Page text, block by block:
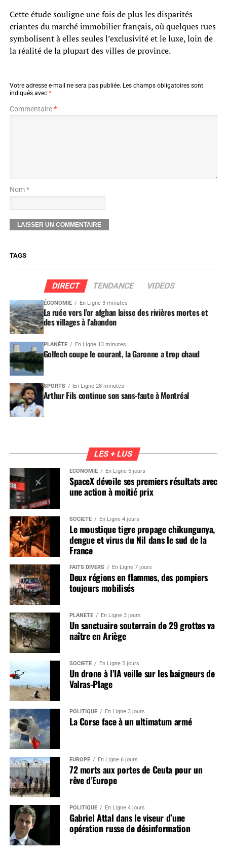
Cette étude souligne une fois de plus les disparités
criantes du marché immobilier français, où quelques rues
symbolisent à elles seules l’exclusivité et le luxe, loin de
la réalité de la plupart des villes de province.
Votre adresse e-mail ne sera pas publiée. Les champs obligatoires sont
indiqués avec *
Commentaire*
Nom *
TAGS
DIRECT TENDANCE VIDEOS
ÉCONOMIE En Ligne 3 minutes
La ruée vers l’or afghan laisse des rivières mortes et
des villages à l’abandon
PLANÈTE En Ligne 13 minutes
Golfech coupe le courant, la Garonne a trop chaud
SPORTS En Ligne 28 minutes
Arthur Fils continue son sans-faute à Montréal
LES + LUS
ÉCONOMIE En Ligne 5 jours
SpaceX dévoile ses premiers résultats avec
une action à moitié prix
SOCIÉTÉ En Ligne 4 jours
Le moustique tigre propage chikungunya,
dengue et virus du Nil dans le sud de la
France
FAITS DIVERS En Ligne 7 jours
Deux régions en flammes, des pompiers
toujours mobilisés
PLANÈTE En Ligne 3 jours
Un sanctuaire souterrain de 29 grottes va
naître en Ariège
SOCIÉTÉ En Ligne 5 jours
Un drone à l’IA veille sur les baigneurs de
Valras-Plage
POLITIQUE En Ligne 3 jours
La Corse face à un ultimatum armé
EUROPE En Ligne 6 jours
72 morts aux portes de Ceuta pour un
rêve d’Europe
POLITIQUE En Ligne 4 jours
Gabriel Attal dans le viseur d’une
opération russe de désinformation